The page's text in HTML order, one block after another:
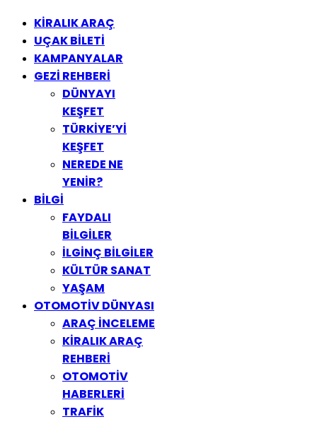
KİRALIK ARAÇ
UÇAK BİLETİ
KAMPANYALAR
GEZİ REHBERİ
DÜNYAYI
KEŞFET
TÜRKİYE’Yİ
KEŞFET
NEREDE NE
YENİR?
BİLGİ
FAYDALI
BİLGİLER
İLGİNÇ BİLGİLER
KÜLTÜR SANAT
YAŞAM
OTOMOTİV DÜNYASI
ARAÇ İNCELEME
KİRALIK ARAÇ
REHBERİ
OTOMOTİV
HABERLERİ
TRAFİK